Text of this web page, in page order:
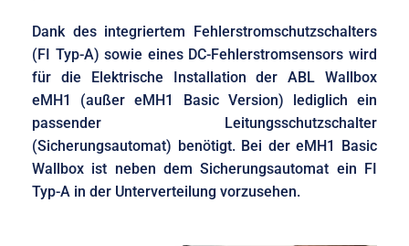
Dank des integriertem Fehlerstromschutzschalters
(FI Typ-A) sowie eines DC-Fehlerstromsensors wird
für die Elektrische Installation der ABL Wallbox
eMH1 (außer eMH1 Basic Version) lediglich ein
passender Leitungsschutzschalter
(Sicherungsautomat) benötigt. Bei der eMH1 Basic
Wallbox ist neben dem Sicherungsautomat ein FI
Typ-A in der Unterverteilung vorzusehen.